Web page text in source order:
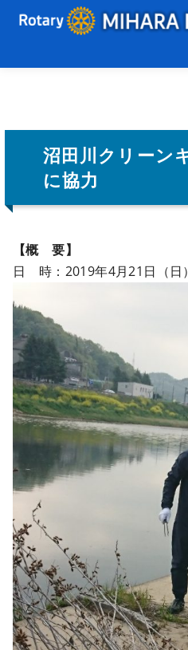
沼田川クリーン
に協力
【概 要】
日 時：2019年4月21日（日）